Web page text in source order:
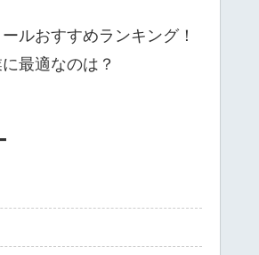
ルおすすめランキング！
最適なのは？